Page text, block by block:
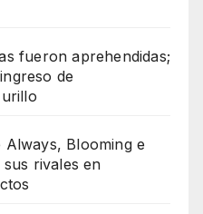
fueron aprehendidas;
de
Always, Blooming e
rivales en